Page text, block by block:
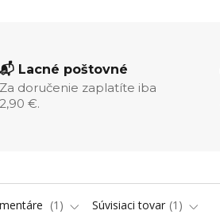
📬 Lacné poštovné
Za doručenie zaplatíte iba
2,90 €.
1 Súvisiaci tovar 1